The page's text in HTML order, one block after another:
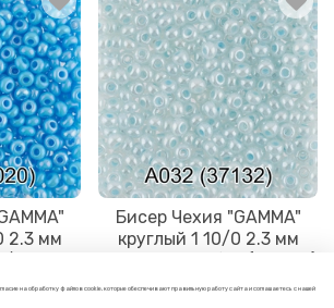
2.3 мм
Бисер Чехия "GAMMA"
круглый 1 10/0 2.3 мм
на обработку файлов cookie, которые обеспечивают правильную работу сайта и соглашаетесь с нашей